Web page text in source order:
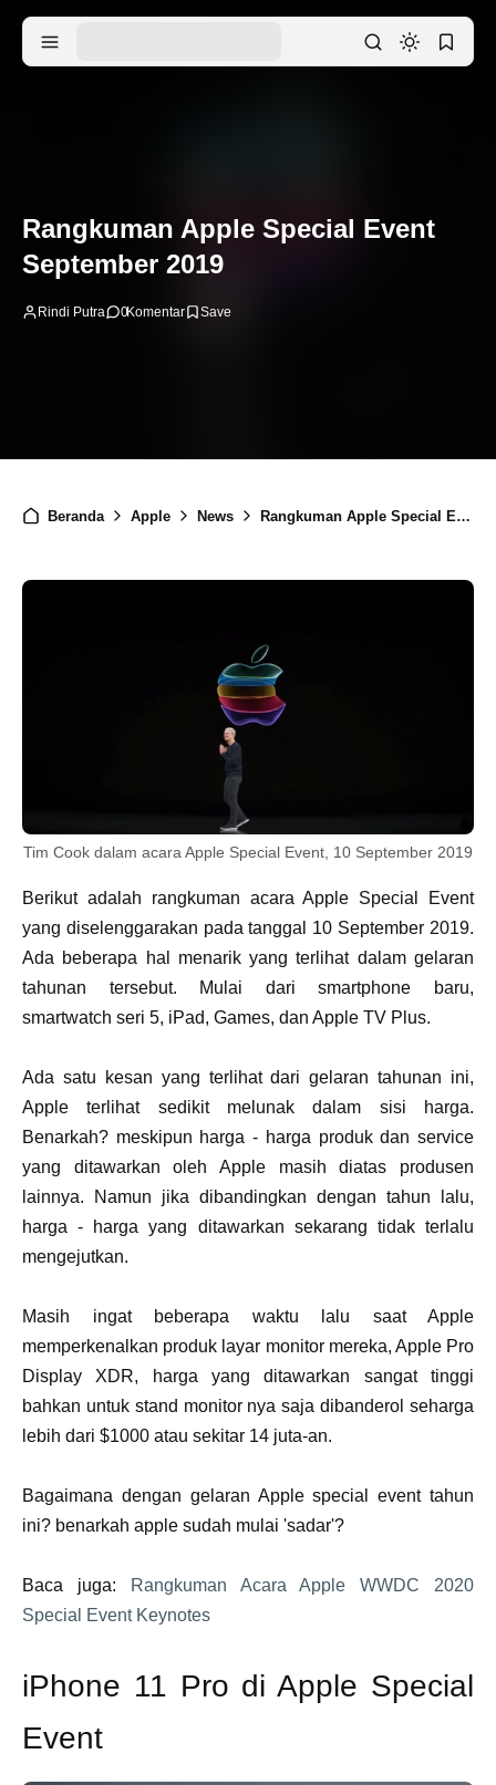
Rangkuman Apple Special Event
September 2019
Rindi Putra 0Komentar
Beranda Apple News Rangkuman Apple Special Event September 2019
Tim Cook dalam acara Apple Special Event, 10 September 2019
Berikut adalah rangkuman acara Apple Special Event
yang diselenggarakan pada tanggal 10 September 2019.
Ada beberapa hal menarik yang terlihat dalam gelaran
tahunan tersebut. Mulai dari smartphone baru,
smartwatch seri 5, iPad, Games, dan Apple TV Plus.
Ada satu kesan yang terlihat dari gelaran tahunan ini,
Apple terlihat sedikit melunak dalam sisi harga.
Benarkah? meskipun harga - harga produk dan service
yang ditawarkan oleh Apple masih diatas produsen
lainnya. Namun jika dibandingkan dengan tahun lalu,
harga - harga yang ditawarkan sekarang tidak terlalu
mengejutkan.
Masih ingat beberapa waktu lalu saat Apple
memperkenalkan produk layar monitor mereka, Apple Pro
Display XDR, harga yang ditawarkan sangat tinggi
bahkan untuk stand monitor nya saja dibanderol seharga
lebih dari $1000 atau sekitar 14 juta-an.
Bagaimana dengan gelaran Apple special event tahun
ini? benarkah apple sudah mulai 'sadar'?
Baca juga:
Rangkuman Acara Apple WWDC 2020
Special Event Keynotes
iPhone 11 Pro di Apple Special
Event